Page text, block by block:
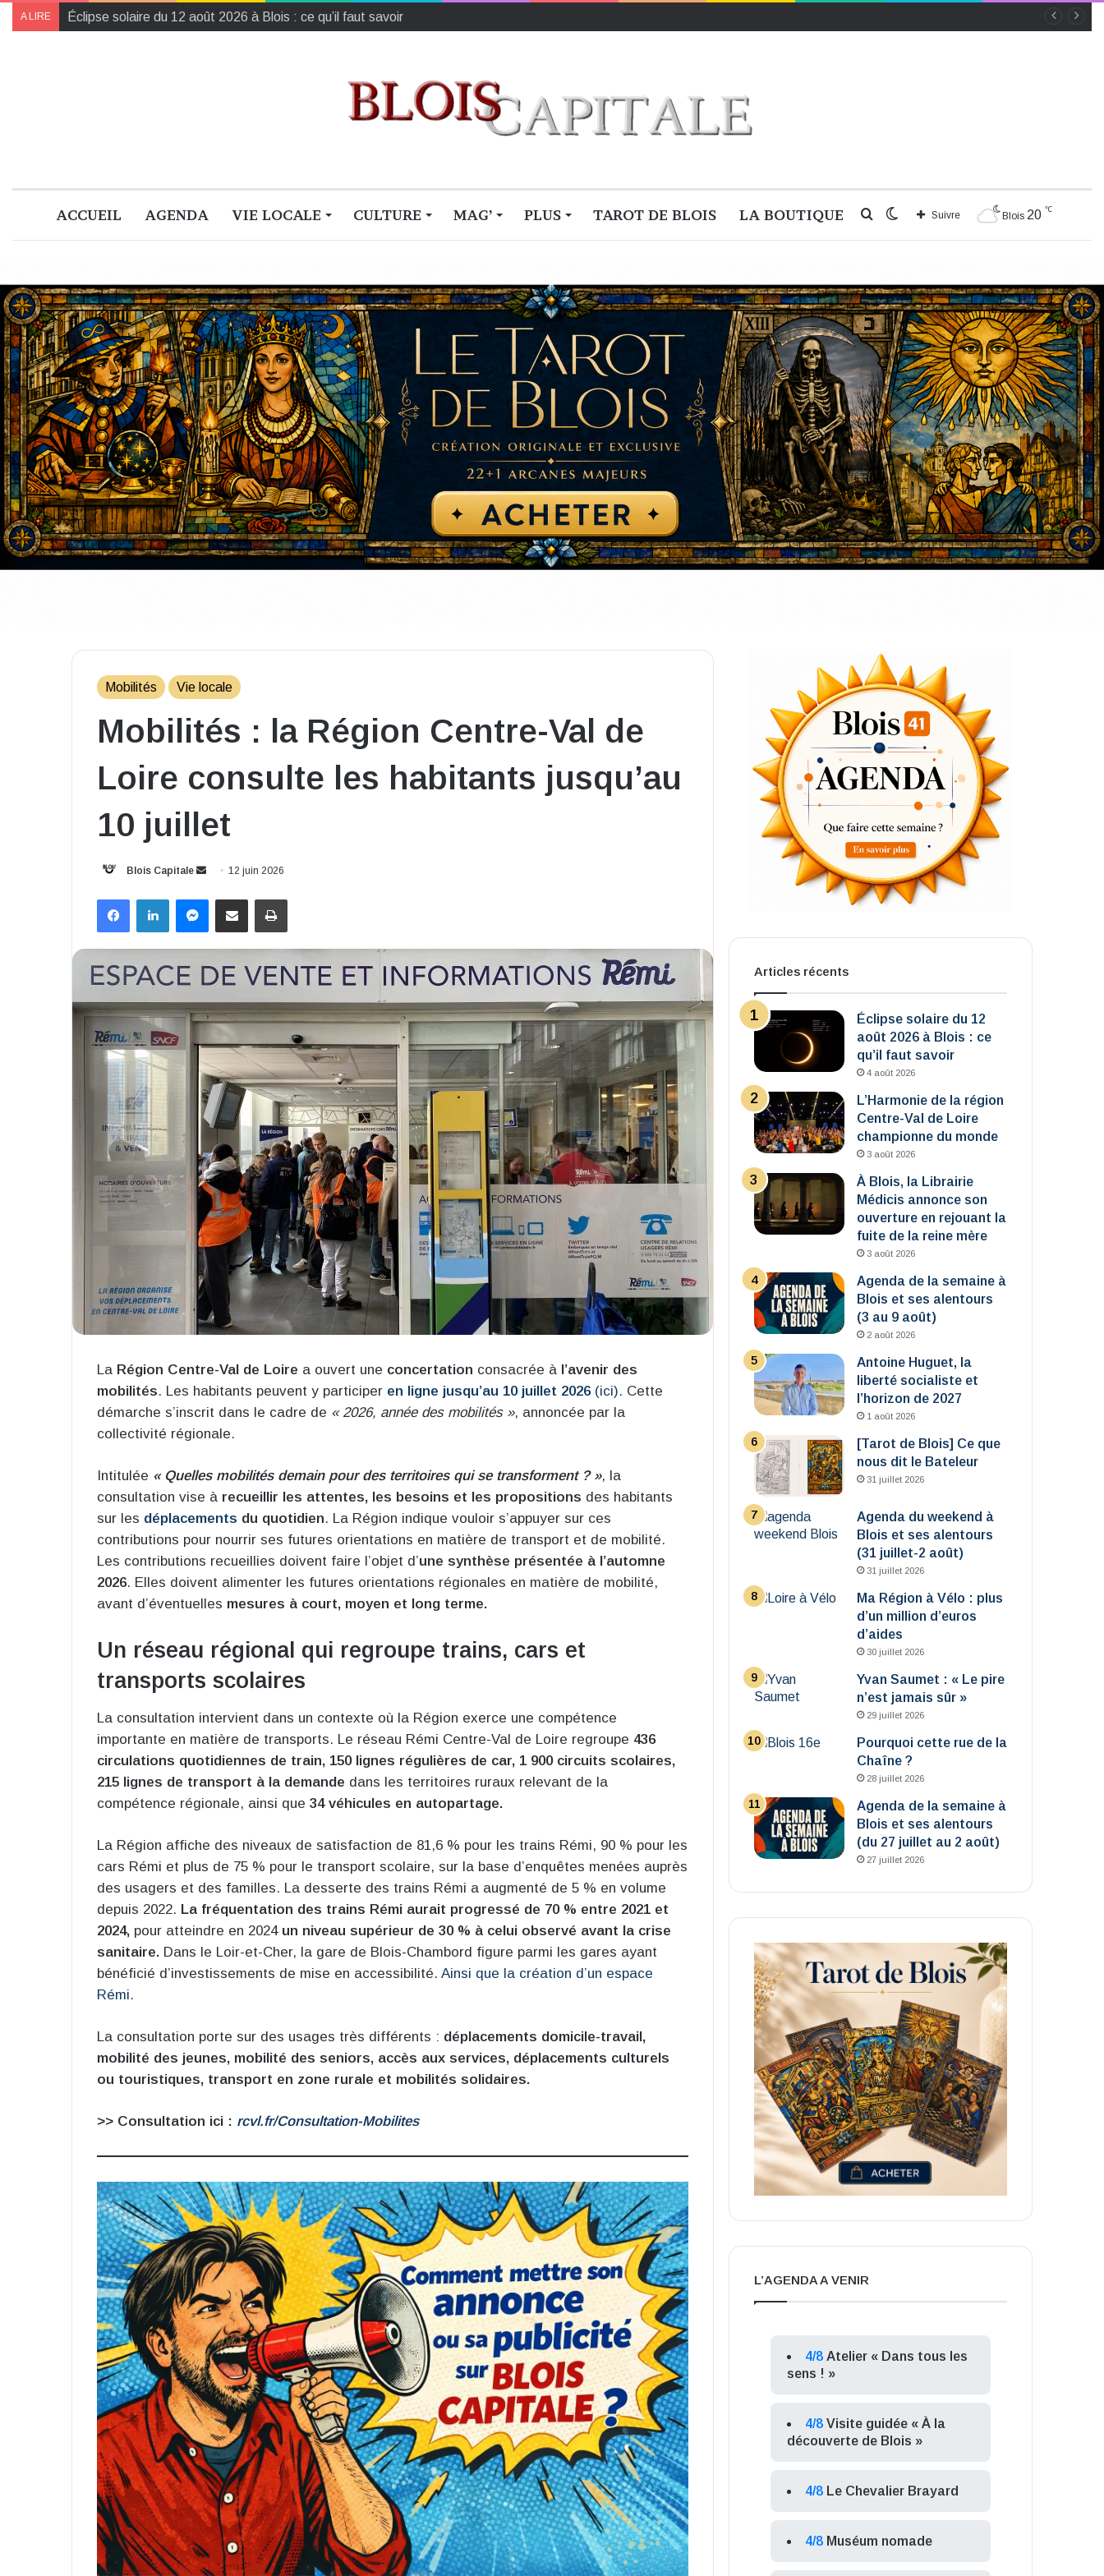
A LIRE L’Harmonie de la région Centre-Val de Loire championne du monde
ACCUEIL AGENDA VIE LOCALE CULTURE MAG’ PLUS TAROT DE BLOIS LA BOUTIQUE Blois 20 ℃
Suivre
Switch
Rechercher
Mobilités Vie locale
Mobilités : la Région Centre-Val de
Loire consulte les habitants jusqu’au
10 juillet
Blois Capitale
Envoyer
courriel
12 juin 2026
FacebookLinkedinMessenger
Partager par email Imprimer
La Région Centre-Val de Loire a ouvert une concertation consacrée à l’avenir des
mobilités. Les habitants peuvent y participer en ligne jusqu’au 10 juillet 2026(ici). Cette
démarche s’inscrit dans le cadre de « 2026, année des mobilités », annoncée par la
collectivité régionale.
Intitulée « Quelles mobilités demain pour des territoires qui se transforment ? », la
consultation vise à recueillir les attentes, les besoins et les propositions des habitants
sur les déplacements du quotidien. La Région indique vouloir s’appuyer sur ces
contributions pour nourrir ses futures orientations en matière de transport et de mobilité.
Les contributions recueillies doivent faire l’objet d’une synthèse présentée à l’automne
2026. Elles doivent alimenter les futures orientations régionales en matière de mobilité,
avant d’éventuelles mesures à court, moyen et long terme.
Un réseau régional qui regroupe trains, cars et
transports scolaires
La consultation intervient dans un contexte où la Région exerce une compétence
importante en matière de transports. Le réseau Rémi Centre-Val de Loire regroupe 436
circulations quotidiennes de train, 150 lignes régulières de car, 1 900 circuits scolaires,
215 lignes de transport à la demande dans les territoires ruraux relevant de la
compétence régionale, ainsi que 34 véhicules en autopartage.
La Région affiche des niveaux de satisfaction de 81,6 % pour les trains Rémi, 90 % pour les
cars Rémi et plus de 75 % pour le transport scolaire, sur la base d’enquêtes menées auprès
des usagers et des familles. La desserte des trains Rémi a augmenté de 5 % en volume
depuis 2022. La fréquentation des trains Rémi aurait progressé de 70 % entre 2021 et
2024, pour atteindre en 2024 un niveau supérieur de 30 % à celui observé avant la crise
sanitaire. Dans le Loir-et-Cher, la gare de Blois-Chambord figure parmi les gares ayant
bénéficié d’investissements de mise en accessibilité. Ainsi que la création d’un espace
Rémi.
La consultation porte sur des usages très différents : déplacements domicile-travail,
mobilité des jeunes, mobilité des seniors, accès aux services, déplacements culturels
ou touristiques, transport en zone rurale et mobilités solidaires.
>> Consultation ici : rcvl.fr/Consultation-Mobilites
Articles récents
Éclipse solaire du 12
août 2026 à Blois : ce
qu’il faut savoir
4 août 2026
L’Harmonie de la région
Centre-Val de Loire
championne du monde
3 août 2026
À Blois, la Librairie
Médicis annonce son
ouverture en rejouant la
fuite de la reine mère
3 août 2026
Agenda de la semaine à
Blois et ses alentours
(3 au 9 août)
2 août 2026
Antoine Huguet, la
liberté socialiste et
l’horizon de 2027
1 août 2026
[Tarot de Blois] Ce que
nous dit le Bateleur
31 juillet 2026
Agenda du weekend à
Blois et ses alentours
(31 juillet-2 août)
31 juillet 2026
Ma Région à Vélo : plus
d’un million d’euros
d’aides
30 juillet 2026
Yvan Saumet : « Le pire
n’est jamais sûr »
29 juillet 2026
Pourquoi cette rue de la
Chaîne ?
28 juillet 2026
Agenda de la semaine à
Blois et ses alentours
(du 27 juillet au 2 août)
27 juillet 2026
L’AGENDA A VENIR
4/8 Atelier « Dans tous les
sens ! »
4/8 Visite guidée « À la
découverte de Blois »
4/8 Le Chevalier Brayard
4/8 Muséum nomade